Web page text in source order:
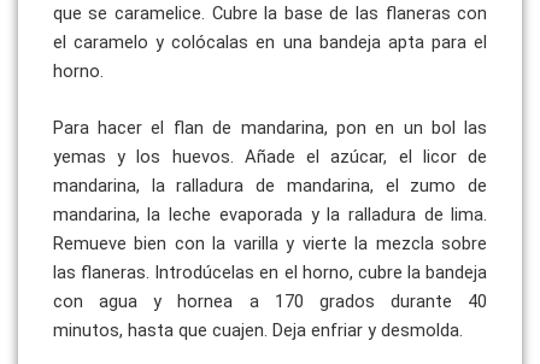
que se caramelice. Cubre la base de las flaneras con
el caramelo y colócalas en una bandeja apta para el
horno.
Para hacer el flan de mandarina, pon en un bol las
yemas y los huevos. Añade el azúcar, el licor de
mandarina, la ralladura de mandarina, el zumode
mandarina, la leche evaporada y la ralladura de lima.
Remueve bien conla varilla y vierte la mezcla sobre
las flaneras. Introdúcelas en el horno, cubre la bandeja
con agua y hornea a 170 grados durante 40
minutos, hasta que cuajen. Deja enfriar y desmolda.